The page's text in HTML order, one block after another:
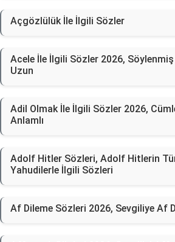
Açgözlülük İle İlgili Sözler
Acele İle İlgili Sözler 2026, Söylenmiş
Uzun
Adil Olmak İle İlgili Sözler 2026,
Anlamlı
Adolf Hitler Sözleri, Adolf Hitlerin
Yahudilerle İlgili Sözleri
Af Dileme Sözleri 2026, Sevgiliye Af